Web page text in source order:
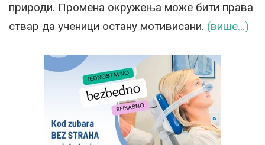
природи. Промена окружења може бити права
ствар да ученици остану мотивисани. (више…)